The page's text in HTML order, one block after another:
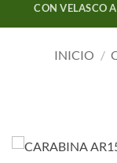
CON VELASCO
INICIO /